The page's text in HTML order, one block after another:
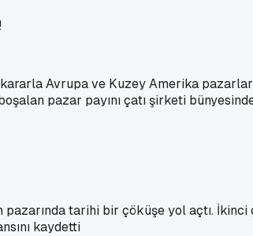
Avrupa ve Kuzey Amerika
pazar payını çatı şirketi
pazarında tarihi bir çöküşe yol açtı.
kaydetti